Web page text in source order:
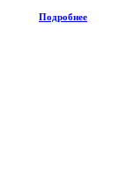
Подробнее